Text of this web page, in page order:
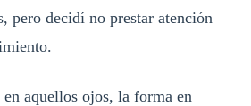
pero decidí no prestar atención
aquellos ojos, la forma en